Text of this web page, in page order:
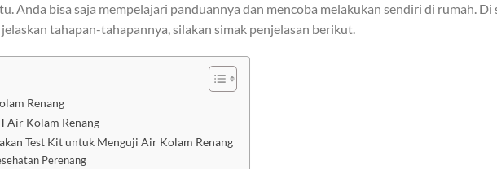
Anda bisa saja mempelajari panduannya dan mencoba melakukan sendiri di rumah. Di
tahapan-tahapannya, silakan simak penjelasan berikut.
Renang
Air Kolam Renang
Test Kit untuk Menguji Air Kolam Renang
Perenang